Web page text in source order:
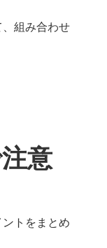
組み合わせ
意
トをまとめ